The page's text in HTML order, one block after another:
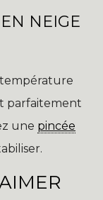
NEIGE
température
parfaitement
une pincée